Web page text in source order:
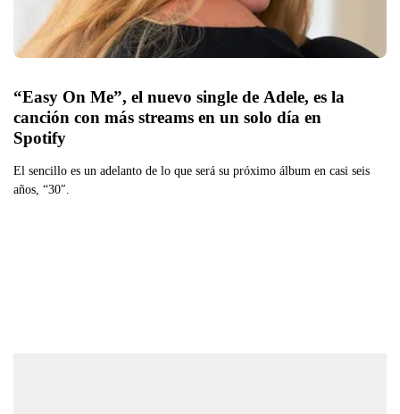
“Easy On Me”, el nuevo single de Adele, es la
canción con más streams en un solo día en
Spotify
El sencillo es un adelanto de lo que será su próximo álbum en casi seis
años, “30″.